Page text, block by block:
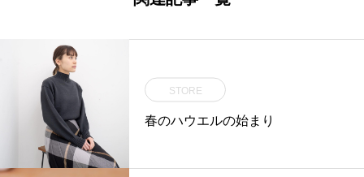
STORE
春のハウエルの始まり